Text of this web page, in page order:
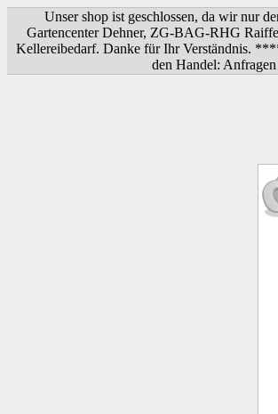
Unser shop ist geschlossen, da wir nur
Gartencenter Dehner, ZG-BAG-RHG
Kellereibedarf. Danke für Ihr
den Handel: